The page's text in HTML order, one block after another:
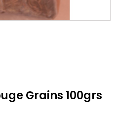
Grains 100grs